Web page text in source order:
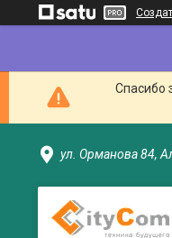
Спасибо
ул. Орманова 84,